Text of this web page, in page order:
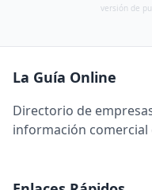
versión de
La Guía Online
Directorio de
información comercial